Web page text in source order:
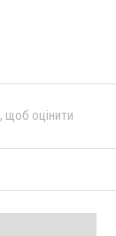
, щоб оцінити